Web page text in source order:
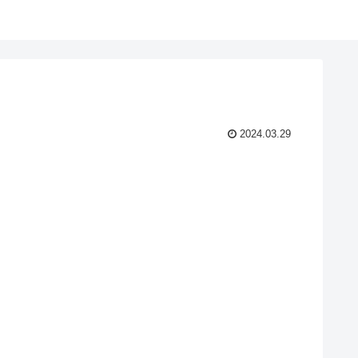
2024.03.29